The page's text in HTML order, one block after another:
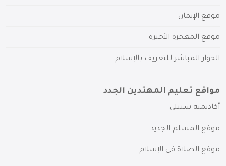
موقع الإيمان
موقع المعجزة الأخيرة
الحوار المباشر للتعريف بالإسلام
مواقع تعليم المهتدين الجدد
أكاديمية سبيلي
موقع المسلم الجديد
موقع الصلاة في الإسلام